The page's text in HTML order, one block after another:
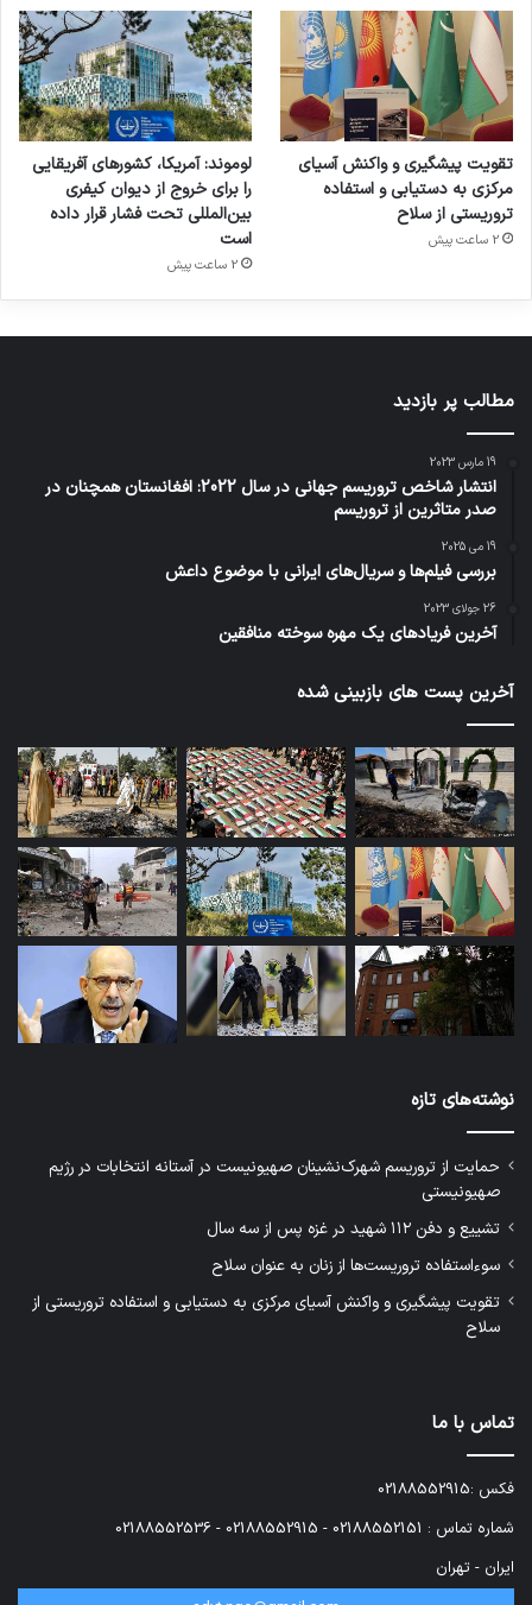
تقویت پیشگیری و واکنش آسیای
مرکزی به دستیابی و استفاده
تروریستی از سلاح
2 ساعت پیش
لوموند: آمریکا، کشورهای آفریقایی
را برای خروج از دیوان کیفری
بین‌المللی تحت فشار قرار داده
است
2 ساعت پیش
مطالب پر بازدید
19 مارس 2023
انتشار شاخص تروریسم جهانی در سال 2022: افغانستان همچنان در
صدر متاثرین از تروریسم
19 می 2025
بررسی فیلم‌ها و سریال‌های ایرانی با موضوع داعش
26 جولای 2023
آخرین فریادهای یک مهره سوخته منافقین
آخرین پست های بازبینی شده
نوشته‌های تازه
حمایت از تروریسم شهرک‌نشینان صهیونیست در آستانه انتخابات در رژیم
صهیونیستی
تشییع و دفن ۱۱۲ شهید در غزه پس از سه سال
سوءاستفاده تروریست‌ها از زنان به عنوان سلاح
تقویت پیشگیری و واکنش آسیای مرکزی به دستیابی و استفاده تروریستی از
سلاح
تماس با ما
فکس :02188552915
شماره تماس : 02188552151 - 02188552915 - 02188552536
ایران - تهران